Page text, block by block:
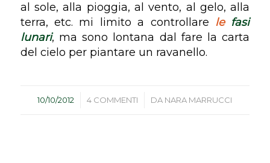
al sole, alla pioggia, al vento, al gelo, alla
terra, etc. mi limito a controllare le fasi
lunari, ma sono lontana dal fare la carta
del cielo per piantare un ravanello.
10/10/2012
/ 4 COMMENTI
/ DA NARA MARRUCCI